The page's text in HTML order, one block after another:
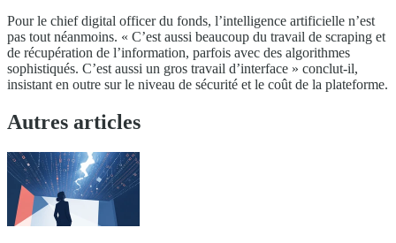
Pour le chief digital officer du fonds, l’intelligence artificielle n’est
pas tout néanmoins. « C’est aussi beaucoup du travail de scraping et
de récupération de l’information, parfois avec des algorithmes
sophistiqués. C’est aussi un gros travail d’interface » conclut-il,
insistant en outre sur le niveau de sécurité et le coût de la plateforme.
Autres articles